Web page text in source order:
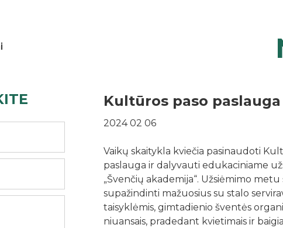
Kultūros paso
2024 02 06
Vaikų skaitykla kviečia pasinaudoti
paslauga ir dalyvauti edukaciniame
„Švenčių akademija“. Užsiėmimo metu
supažindinti mažuosius su stalo
taisyklėmis, gimtadienio šventės
niuansais, pradedant kvietimais ir